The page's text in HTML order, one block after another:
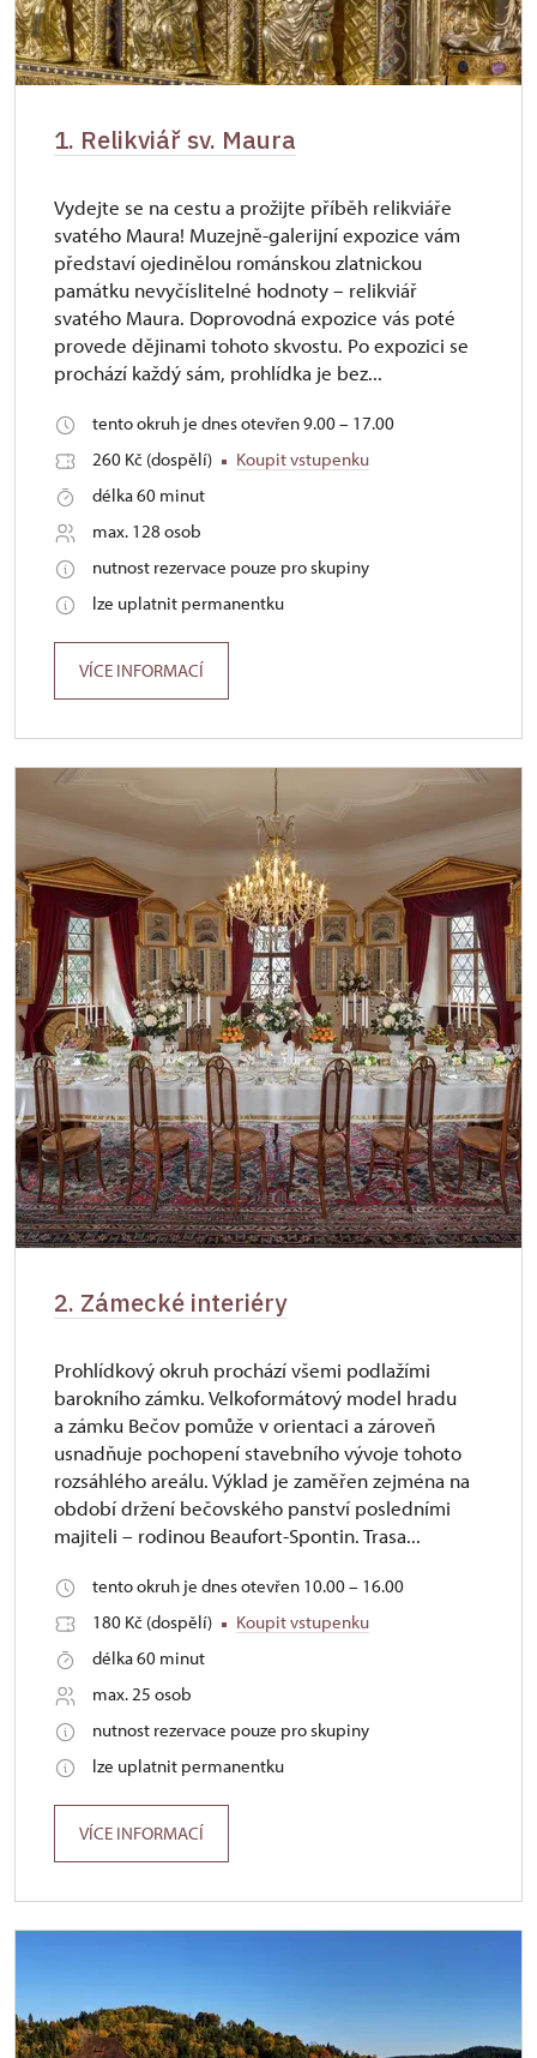
1. Relikviář sv. Maura
Vydejte se na cestu a prožijte příběh relikviáře
svatého Maura! Muzejně-galerijní expozice vám
představí ojedinělou románskou zlatnickou
památku nevyčíslitelné hodnoty – relikviář
svatého Maura. Doprovodná expozice vás poté
provede dějinami tohoto skvostu. Po expozici se
prochází každý sám, prohlídka je bez...
tento okruh je dnes otevřen 9.00 – 17.00
260 Kč (dospělí)
Koupit vstupenku
délka 60 minut
max. 128 osob
nutnost rezervace pouze pro skupiny
lze uplatnit permanentku
VÍCE INFORMACÍ
2. Zámecké interiéry
Prohlídkový okruh prochází všemi podlažími
barokního zámku. Velkoformátový model hradu
a zámku Bečov pomůže v orientaci a zároveň
usnadňuje pochopení stavebního vývoje tohoto
rozsáhlého areálu. Výklad je zaměřen zejména na
období držení bečovského panství posledními
majiteli – rodinou Beaufort-Spontin. Trasa...
tento okruh je dnes otevřen 10.00 – 16.00
180 Kč (dospělí)
Koupit vstupenku
délka 60 minut
max. 25 osob
nutnost rezervace pouze pro skupiny
lze uplatnit permanentku
VÍCE INFORMACÍ